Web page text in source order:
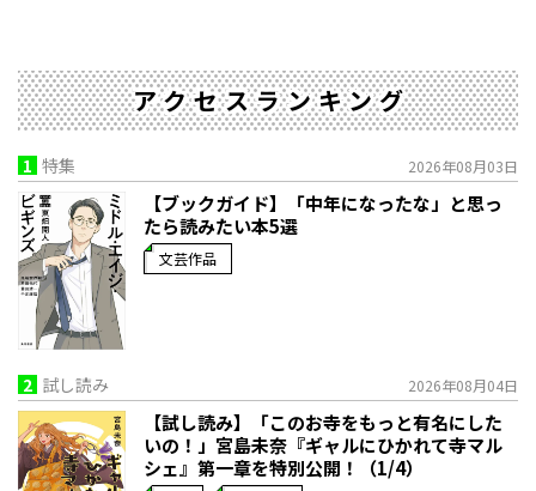
アクセスランキング
1 特集 2026年08月03日
【ブックガイド】「中年になったな」と思っ
たら読みたい本5選
文芸作品
2 試し読み 2026年08月04日
【試し読み】「このお寺をもっと有名にした
いの！」宮島未奈『ギャルにひかれて寺マル
シェ』第一章を特別公開！（1/4）